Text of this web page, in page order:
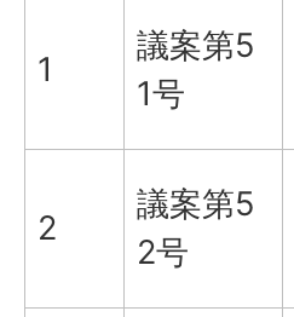
1
議案第5
1号
2
議案第5
2号